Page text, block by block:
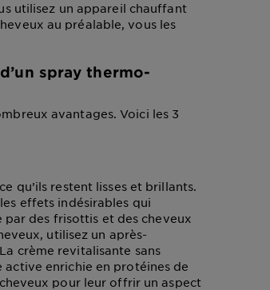
utilisez un appareil chauffant
au préalable, vous les
spray thermo-
avantages. Voici les 3
qu’ils restent lisses et brillants.
effets indésirables qui
des frisottis et des cheveux
utilisez un après-
crème revitalisante sans
active enrichie en protéines de
pour leur offrir un aspect